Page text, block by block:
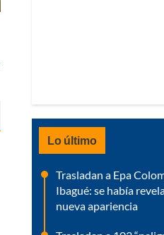
Lo último
Trasladan a Epa
Ibagué: se había
nueva apariencia